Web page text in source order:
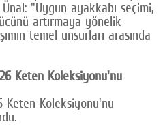
"Uygun ayakkabı seçimi,
artırmaya yönelik
temel unsurları arasında
Keten Koleksiyonu'nu
Keten Koleksiyonu'nu